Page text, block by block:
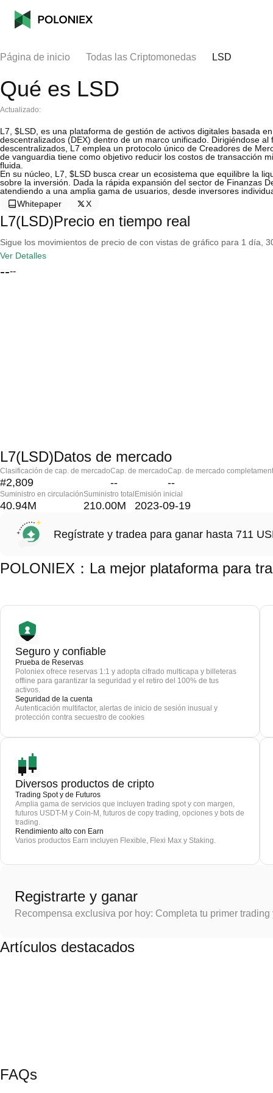
Página de inicio Todas las Criptomonedas LSD
Qué es LSD
Actualizado:
L7, $LSD, es una plataforma de gestión de activos digitales basada
descentralizados (DEX) dentro de un marco unificado. Dirigiéndose
descentralizados, L7 emplea un protocolo único de Creadores de
de vanguardia tiene como objetivo reducir los costos de transacción
fluida.
En su núcleo, L7, $LSD busca crear un ecosistema que equilibre la
sobre la inversión. Dada la rápida expansión del sector de Finanzas
atendiendo a una amplia gama de usuarios, desde inversores
Whitepaper
X
L7(LSD)Precio en tiempo real
Sigue los movimientos de precio de con vistas de gráfico para 1 día,
Ver Detalles
----
L7(LSD)Datos de mercado
Clasificación de cap. de mercado
#2,809
Cap. de mercado
--
Cap. de mercado
--
Suministro en circulación
40.94M
Suministro total
210.00M
Emisión inicial
2023-09-19
Regístrate y tradea para ganar hasta 711
POLONIEX：La mejor plataforma para
Seguro y confiable
Prueba de Reservas
Poloniex ofrece reservas 1:1 y adopta cifrado multicapa y billeteras
offline para garantizar la seguridad y el retiro del 100% de tus
activos.
Seguridad de la cuenta
Autenticación multifactor, alertas de inicio de sesión inusual y
protección contra secuestro de cookies
Diversos productos de cripto
Trading Spot y de Futuros
Amplia gama de servicios que incluyen trading spot y con margen,
futuros USDT-M y Coin-M, futuros de copy trading, opciones y bots de
trading.
Rendimiento alto con Earn
Varios productos Earn incluyen Flexible, Flexi Max y Staking.
Registrarte y ganar
Recompensa exclusiva por hoy: Completa tu primer
Artículos destacados
FAQs